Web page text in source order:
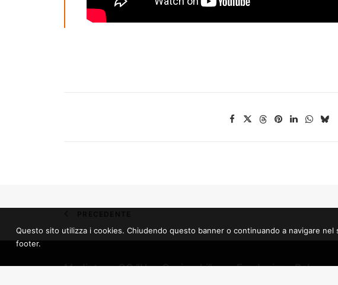
Mediateca.GO “Ugo Casiraghi”
Fondazione Palazzo
Questo sito utilizza i cookies. Chiudendo questo banner o continuando a navigare
footer.